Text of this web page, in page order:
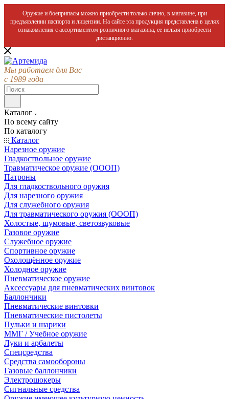
Оружие и боеприпасы можно приобрести только лично, в магазине, при
предъявлении паспорта и лицензии. На сайте эта продукция представлена в целях
ознакомления с ассортиментом розничного магазина, ее нельзя приобрести
дистанционно.
Мы работаем для Вас
с 1989 года
Каталог
По всему сайту
По каталогу
Каталог
Нарезное оружие
Гладкоствольное оружие
Травматическое оружие (ОООП)
Патроны
Для гладкоствольного оружия
Для нарезного оружия
Для служебного оружия
Для травматического оружия (ОООП)
Холостые, шумовые, светозвуковые
Газовое оружие
Служебное оружие
Спортивное оружие
Охолощённое оружие
Холодное оружие
Пневматическое оружие
Аксессуары для пневматических винтовок
Баллончики
Пневматические винтовки
Пневматические пистолеты
Пульки и шарики
ММГ / Учебное оружие
Луки и арбалеты
Спецсредства
Средства самообороны
Газовые баллончики
Электрошокеры
Сигнальные средства